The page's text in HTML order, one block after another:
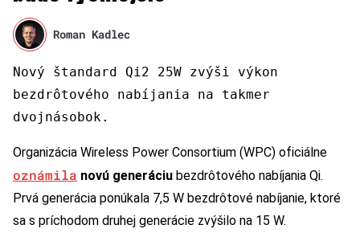
Roman Kadlec
Nový štandard Qi2 25W zvýši výkon
bezdrôtového nabíjania na takmer
dvojnásobok.
Organizácia Wireless Power Consortium (WPC) oficiálne
oznámila novú generáciu bezdrôtového nabíjania Qi.
Prvá generácia ponúkala 7,5 W bezdrôtové nabíjanie, ktoré
sa s príchodom druhej generácie zvýšilo na 15 W.